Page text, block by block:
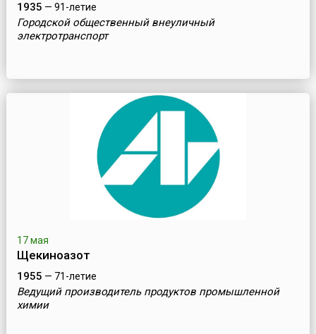
1935 — 91-летие
Городской общественный внеуличный
электротранспорт
17 мая
Щекиноазот
1955 — 71-летие
Ведущий производитель продуктов промышленной
химии